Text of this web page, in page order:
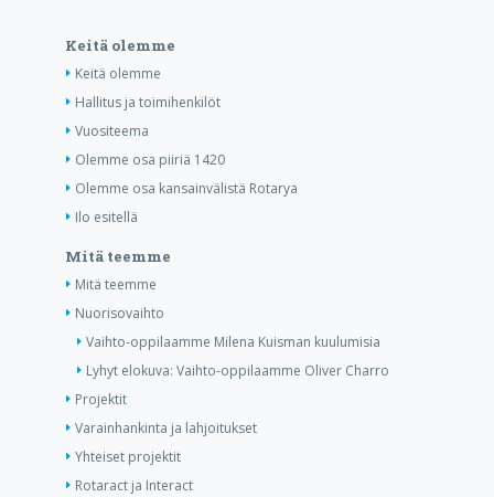
Keitä olemme
Keitä olemme
Hallitus ja toimihenkilöt
Vuositeema
Olemme osa piiriä 1420
Olemme osa kansainvälistä Rotarya
Ilo esitellä
Mitä teemme
Mitä teemme
Nuorisovaihto
Vaihto-oppilaamme Milena Kuisman kuulumisia
Lyhyt elokuva: Vaihto-oppilaamme Oliver Charro
Projektit
Varainhankinta ja lahjoitukset
Yhteiset projektit
Rotaract ja Interact